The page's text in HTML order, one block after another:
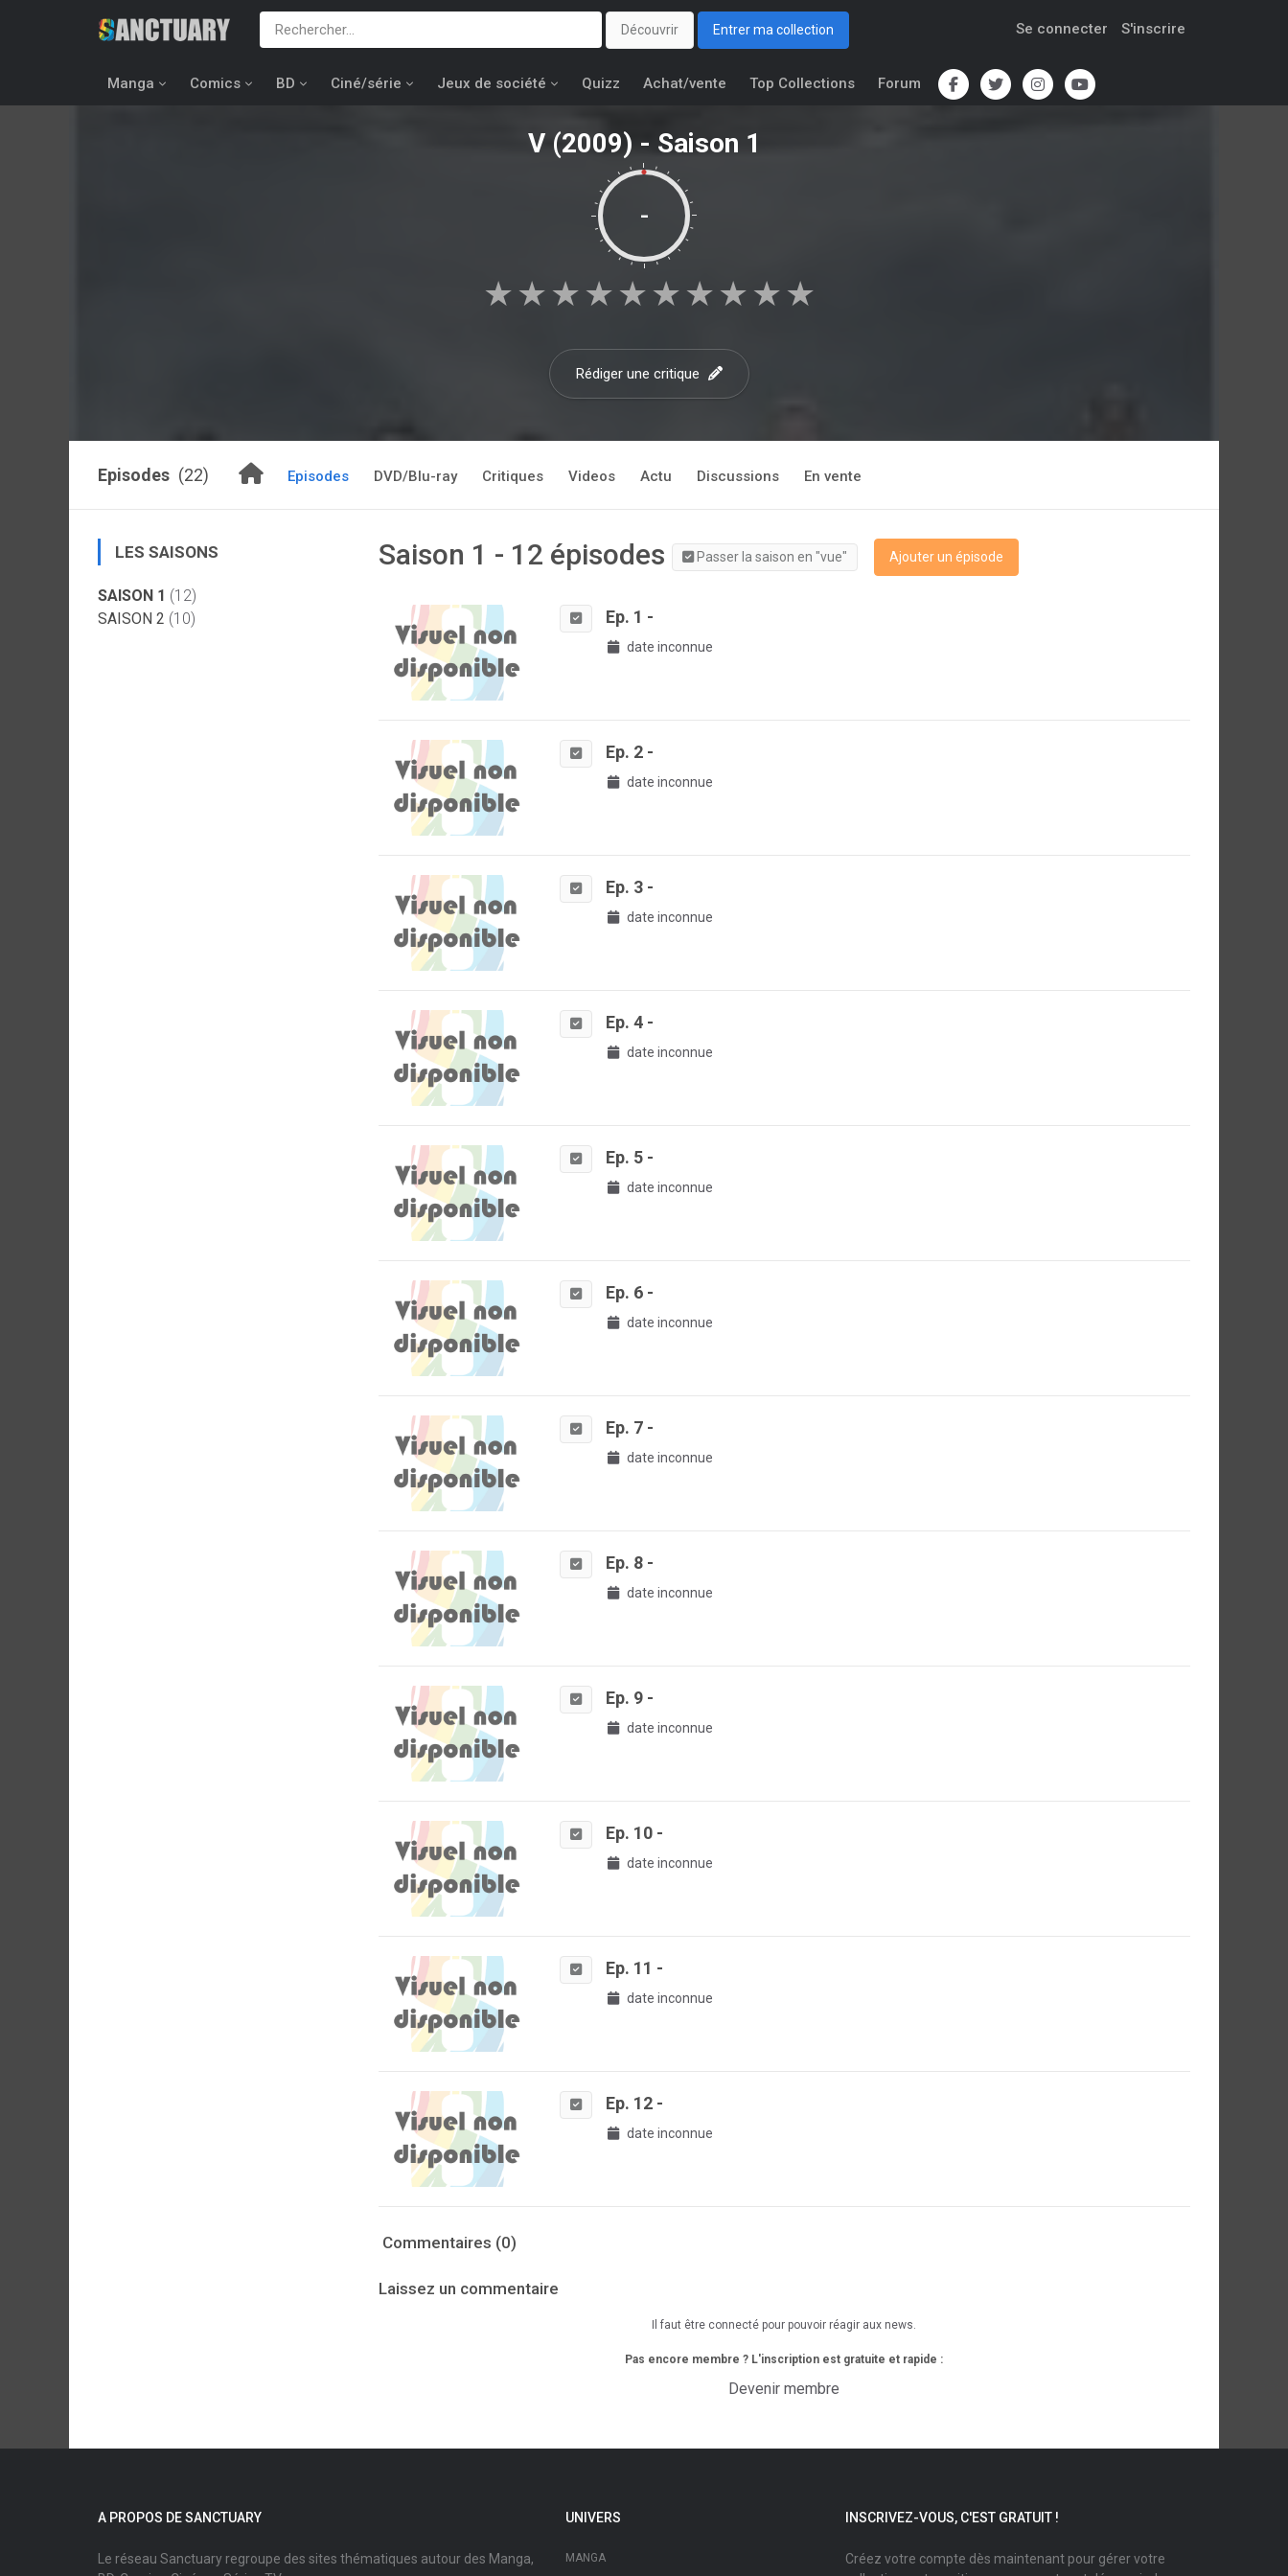
Découvrir Entrer ma collection Se connecter S'inscrire
Manga Comics BD Ciné/série Jeux de société Quizz Achat/vente Top Collections Forum
V (2009) - Saison 1
-
★
★
★
★
★
★
★
★
★
★
Rédiger une critique
Episodes (22) Episodes DVD/Blu-ray Critiques Videos Actu Discussions En vente
LES SAISONS
SAISON 1 (12)
SAISON 2 (10)
Saison 1 - 12 épisodes Passer la saison en "vue" Ajouter un épisode
Ep. 1 -
date inconnue
Ep. 2 -
date inconnue
Ep. 3 -
date inconnue
Ep. 4 -
date inconnue
Ep. 5 -
date inconnue
Ep. 6 -
date inconnue
Ep. 7 -
date inconnue
Ep. 8 -
date inconnue
Ep. 9 -
date inconnue
Ep. 10 -
date inconnue
Ep. 11 -
date inconnue
Ep. 12 -
date inconnue
Commentaires (0)
Laissez un commentaire
Il faut être connecté pour pouvoir réagir aux news.
Pas encore membre ? L'inscription est gratuite et rapide :
Devenir membre
A PROPOS DE SANCTUARY
Le réseau Sanctuary regroupe des sites thématiques autour des Manga,
UNIVERS
MANGA
INSCRIVEZ-VOUS, C'EST GRATUIT !
Créez votre compte dès maintenant pour gérer votre